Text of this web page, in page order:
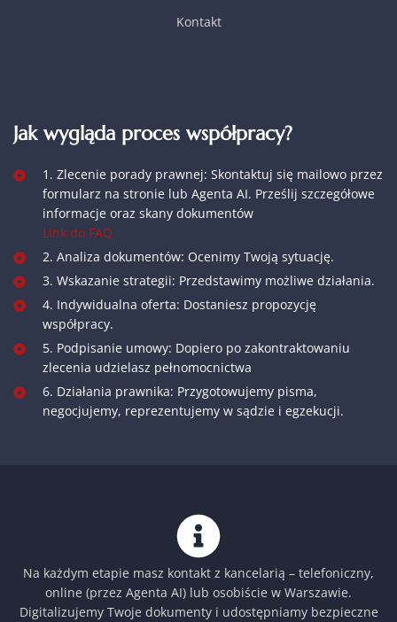
Kontakt
Jak wygląda proces współpracy?
1. Zlecenie porady prawnej: Skontaktuj się mailowo przez
formularz na stronie lub Agenta AI. Prześlij szczegółowe
informacje oraz skany dokumentów
Link do FAQ
2. Analiza dokumentów: Ocenimy Twoją sytuację.
3. Wskazanie strategii: Przedstawimy możliwe działania.
4. Indywidualna oferta: Dostaniesz propozycję
współpracy.
5. Podpisanie umowy: Dopiero po zakontraktowaniu
zlecenia udzielasz pełnomocnictwa
6. Działania prawnika: Przygotowujemy pisma,
negocjujemy, reprezentujemy w sądzie i egzekucji.
Na każdym etapie masz kontakt z kancelarią – telefoniczny,
online (przez Agenta AI) lub osobiście w Warszawie.
Digitalizujemy Twoje dokumenty i udostępniamy bezpieczne